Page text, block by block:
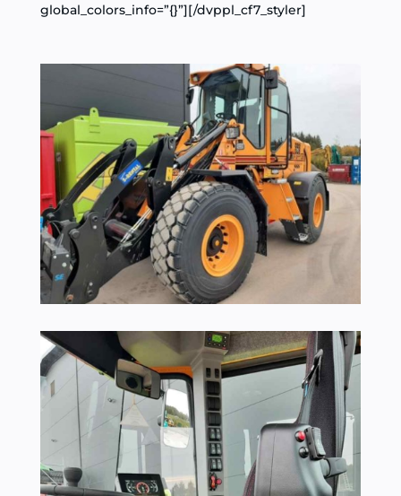
global_colors_info=”{}”][/dvppl_cf7_styler]